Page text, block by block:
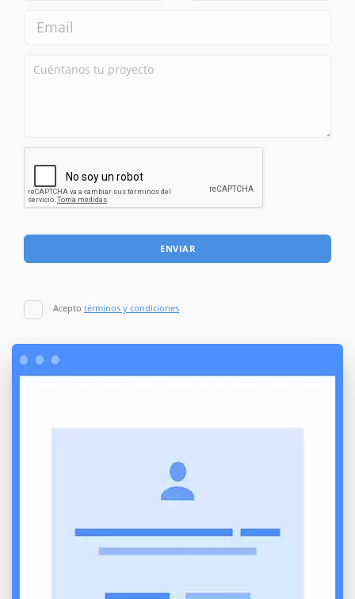
ENVIAR
Acepto términos y condiciones